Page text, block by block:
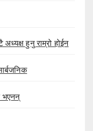
हुनु राम्रो होईन
भएनन्